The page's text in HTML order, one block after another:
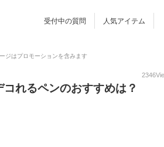
受付中の質問 人気アイテム
ジはプロモーションを含みます
2346
れるペンのおすすめは？